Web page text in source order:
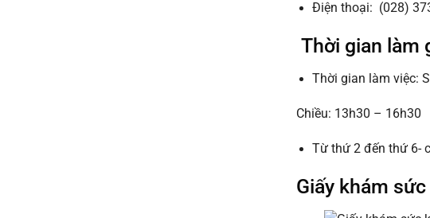
Điện thoại: (028)
Thời gian làm
Thời gian làm việc:
Chiều: 13h30 – 16h30
Từ thứ 2 đến thứ 6-
Giấy khám